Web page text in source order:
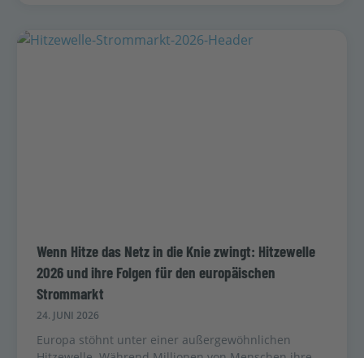
Wenn Hitze das Netz in die Knie zwingt: Hitzewelle
2026 und ihre Folgen für den europäischen
Strommarkt
24. JUNI 2026
Europa stöhnt unter einer außergewöhnlichen